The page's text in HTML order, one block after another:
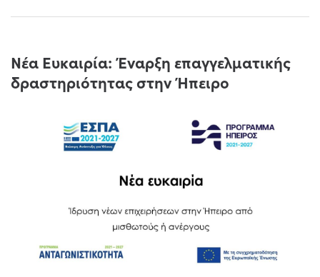
Νέα Ευκαιρία: Έναρξη επαγγελματικής
δραστηριότητας στην Ήπειρο